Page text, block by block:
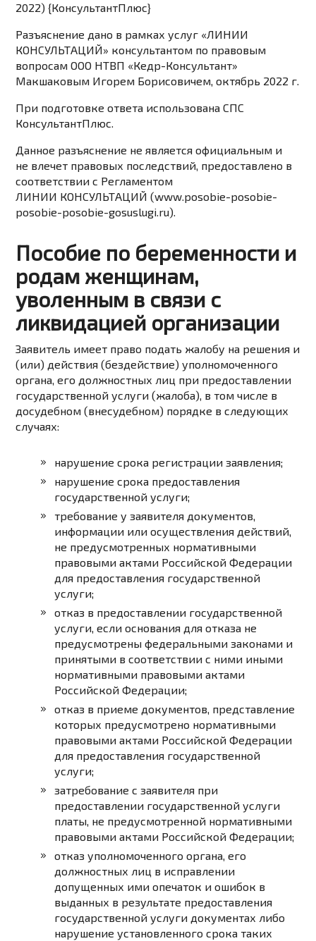
2022) {КонсультантПлюс}
Разъяснение дано в рамках услуг «ЛИНИИ
КОНСУЛЬТАЦИЙ» консультантом по правовым
вопросам ООО НТВП «Кедр-Консультант»
Макшаковым Игорем Борисовичем, октябрь 2022 г.
При подготовке ответа использована СПС
КонсультантПлюс.
Данное разъяснение не является официальным и
не влечет правовых последствий, предоставлено в
соответствии с Регламентом
ЛИНИИ КОНСУЛЬТАЦИЙ (www.posobie-posobie-
posobie-posobie-gosuslugi.ru).
Пособие по беременности и
родам женщинам,
уволенным в связи с
ликвидацией организации
Заявитель имеет право подать жалобу на решения и
(или) действия (бездействие) уполномоченного
органа, его должностных лиц при предоставлении
государственной услуги (жалоба), в том числе в
досудебном (внесудебном) порядке в следующих
случаях:
нарушение срока регистрации заявления;
нарушение срока предоставления
государственной услуги;
требование у заявителя документов,
информации или осуществления действий,
не предусмотренных нормативными
правовыми актами Российской Федерации
для предоставления государственной
услуги;
отказ в предоставлении государственной
услуги, если основания для отказа не
предусмотрены федеральными законами и
принятыми в соответствии с ними иными
нормативными правовыми актами
Российской Федерации;
отказ в приеме документов, представление
которых предусмотрено нормативными
правовыми актами Российской Федерации
для предоставления государственной
услуги;
затребование с заявителя при
предоставлении государственной услуги
платы, не предусмотренной нормативными
правовыми актами Российской Федерации;
отказ уполномоченного органа, его
должностных лиц в исправлении
допущенных ими опечаток и ошибок в
выданных в результате предоставления
государственной услуги документах либо
нарушение установленного срока таких